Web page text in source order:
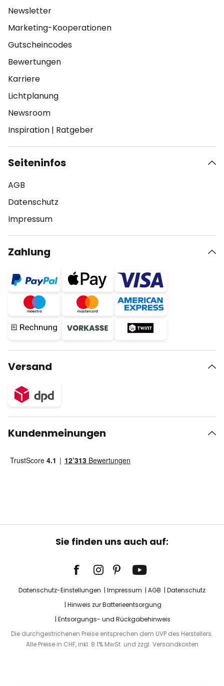
Newsletter
Marketing-Kooperationen
Gutscheincodes
Bewertungen
Karriere
Lichtplanung
Newsroom
Inspiration | Ratgeber
Seiteninfos
AGB
Datenschutz
Impressum
Zahlung
Versand
Kundenmeinungen
Sie finden uns auch auf:
Datenschutz-Einstellungen Impressum AGB
Datenschutz
Hinweis zur Batterieentsorgung
Entsorgungs- und Rückgabehinweis
Die durchgestrichenen Preise entsprechen dem UVP des Herstellers.
Alle Preise in CHF, inkl. 8.1% MwSt. und zzgl. Versandkosten